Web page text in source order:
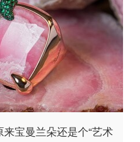
宝曼兰朵还是个“艺术